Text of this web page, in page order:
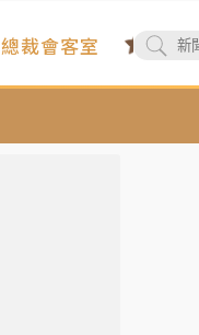
總裁會客室